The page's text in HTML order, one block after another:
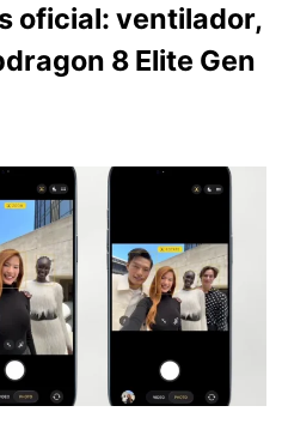
oficial: ventilador,
8 Elite Gen